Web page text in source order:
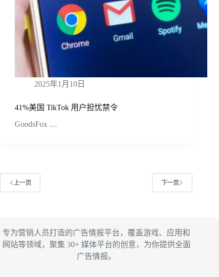
2025年1月10日
41%美国 TikTok 用户担忧禁令
GoodsFox …
上一页 下一页
专为营销人员打造的广告情报平台，覆盖游戏、应用和
网站等领域，聚集 30+ 媒体平台的创意，为你提供全面
广告情报。